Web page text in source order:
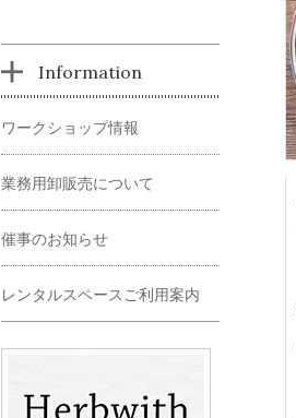
Information
ワークショップ情報
業務用卸販売について
催事のお知らせ
レンタルスペースご利用案内